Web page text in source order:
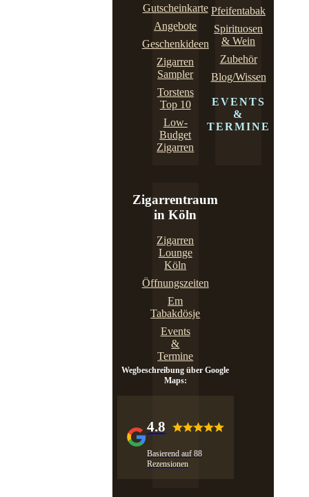
Gutscheinkarte
Angebote
Geschenkideen
Zigarren
Sampler
Torstens
Top 10
Low-
Budget
Zigarren
Pfeifentabak
Spirituosen
& Wein
Zubehör
Blog/Wissen
EVENTS
&
TERMINE
Zigarrentraum
in Köln
Zigarren
Lounge
Köln
Öffnungszeiten
Em
Tabakdösje
Events
&
Termine
Wegbeschreibung über Google
Maps:
4.8
Basierend auf 88
Rezensionen